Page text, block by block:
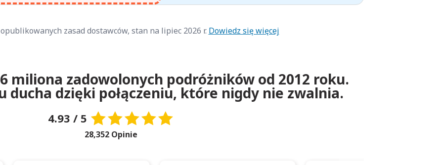
zasad dostawców, stan na lipiec 2026 r. Dowiedz się więcej
miliona zadowolonych podróżników od 2012 roku.
ducha dzięki połączeniu, które nigdy nie zwalnia.
4.93 / 5
28,352 Opinie